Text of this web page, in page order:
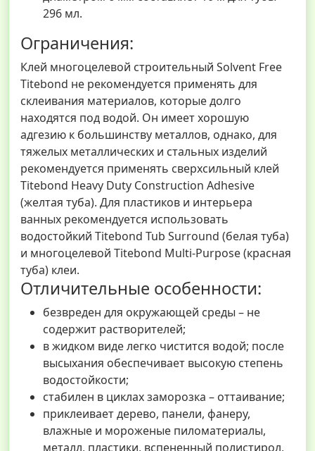
296 мл.
Ограничения:
Клей многоцелевой строительный Solvent Free
Titebond не рекомендуется применять для
склеивания материалов, которые долго
находятся под водой. Он имеет хорошую
адгезию к большинству металлов, однако, для
тяжелых металлических и стальных изделий
рекомендуется применять сверхсильный клей
Titebond Heavy Duty Construction Adhesive
(желтая туба). Для пластиков и интерьера
ванных рекомендуется использовать
водостойкий Titebond Tub Surround (белая туба)
и многоцелевой Titebond Multi-Purpose (красная
туба) клеи.
Отличительные особенности:
безвреден для окружающей среды – не
содержит растворителей;
в жидком виде легко чистится водой; после
высыхания обеспечивает высокую степень
водостойкости;
стабилен в циклах заморозка – оттаивание;
приклеивает дерево, панели, фанеру,
влажные и мороженые пиломатериалы,
металл, пластики, вспененный полистирол,